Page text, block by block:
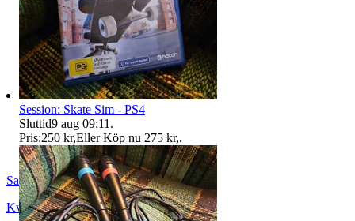
SandsOfTime
Kvänum,Sverige
Session: Skate Sim - PS4
Sluttid9 aug 09:11 .
Pris:250 kr,Eller Köp nu 275 kr,.